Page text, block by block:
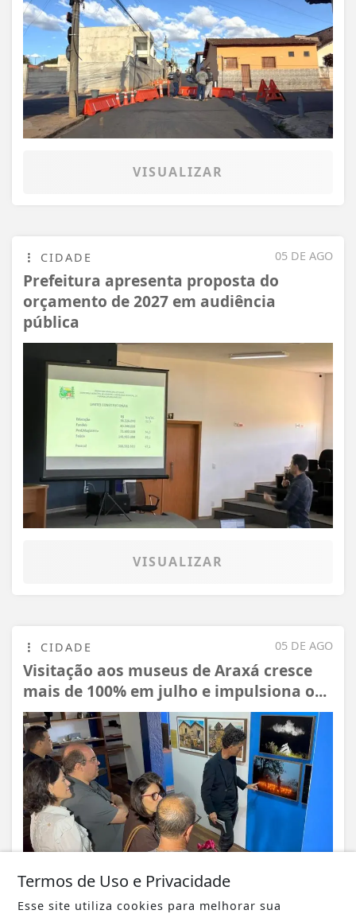
VISUALIZAR
05 DE AGO
CIDADE
Prefeitura apresenta proposta do
orçamento de 2027 em audiência
pública
VISUALIZAR
05 DE AGO
CIDADE
Visitação aos museus de Araxá cresce
mais de 100% em julho e impulsiona o...
Termos de Uso e Privacidade
Esse site utiliza cookies para melhorar sua